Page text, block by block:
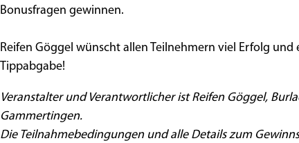
Bonusfragen gewinnen.
Reifen Göggel wünscht allen Teilnehmern viel Erfolg
Tippabgabe!
Veranstalter und Verantwortlicher ist Reifen Göggel,
Gammertingen.
Die Teilnahmebedingungen und alle Details zum